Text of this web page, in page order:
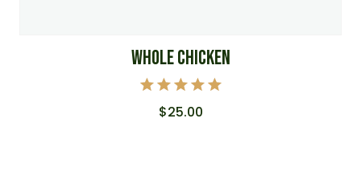
WHOLE CHICKEN
Note
$25.00